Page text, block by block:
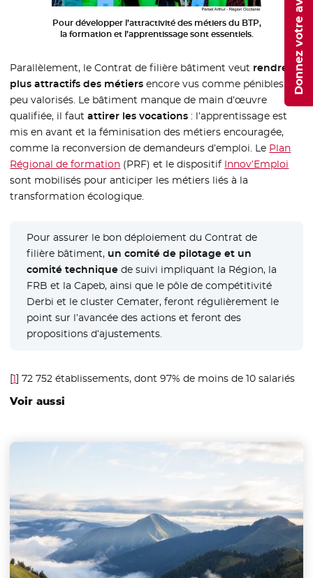
Pour développer l’attractivité des métiers du BTP,
la formation et l’apprentissage sont essentiels.
Parallèlement, le Contrat de filière bâtiment veut rendre
plus attractifs des métiers encore vus comme pénibles,
peu valorisés. Le bâtiment manque de main d’œuvre
qualifiée, il fautattirer les vocations : l’apprentissage est
mis en avant et la féminisation des métiers encouragée,
comme la reconversion de demandeurs d’emploi. Le Plan
Régional de formation (PRF) et le dispositif Innov’Emploi
sont mobilisés pour anticiper les métiers liés à la
transformation écologique.
Pour assurer le bon déploiement du Contrat de
filière bâtiment, un comité de pilotage et un
comité technique de suivi impliquant la Région, la
FRB et la Capeb, ainsi que le pôle de compétitivité
Derbi et le cluster Cemater, feront régulièrement le
point sur l’avancée des actions et feront des
propositions d’ajustements.
[1]72 752 établissements, dont 97% de moins de 10 salariés
Voir aussi
Donnez votre avis